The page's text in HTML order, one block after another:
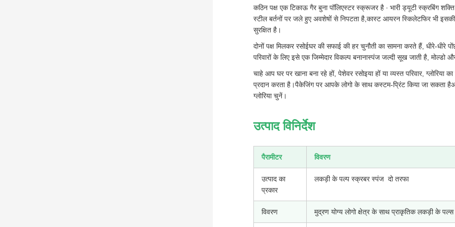
कठिन पक्ष एक टिकाऊ गैर बुना पॉलिएस्टर स्क्रूजर है ∙ भारी ड्यूटी स्क्रबिंग
स्टील बर्तनों पर जले हुए अवशेषों से निपटता है,कास्ट आयरन स्किलेटफिर भी
सुरक्षित है।
दोनों पक्ष मिलकर रसोईघर की सफाई की हर चुनौती का सामना करते हैं, धीरे-
परिवारों के लिए इसे एक जिम्मेदार विकल्प बनानास्पंज जल्दी सूख जाती है, मोल्डो
चाहे आप घर पर खाना बना रहे हों, पेशेवर रसोइया हों या व्यस्त परिवार,
प्रदान करता है।पैकेजिंग पर आपके लोगो के साथ कस्टम-प्रिंट किया जा सकता
ग्लोरिया चुनें।
उत्पाद विनिर्देश
पैरामीटर विवरण
उत्पाद का
प्रकार
लकड़ी के पल्प स्क्रबर स्पंज ️ दो तरफा
विवरण मुद्रण योग्य लोगो क्षेत्र के साथ प्राकृतिक लकड़ी के